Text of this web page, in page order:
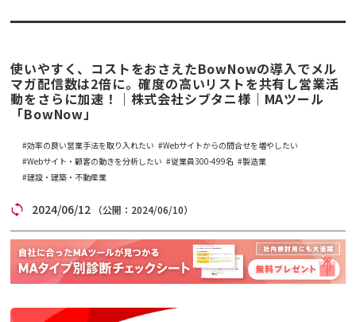
料金・プラン
導入事例
メディア
コラム
アカウント発行
導入事例 インタビュー記事
使いやすく、コストをおさえたBowNowの導入でメル
マガ配信数は2倍に。確度の高いリストを共有し営業活
動をさらに加速！｜株式会社シブタニ様｜MAツール
「BowNow」
効率の良い営業手法を取り入れたい
Webサイトからの問合せを増やしたい
Webサイト・顧客の動きを分析したい
従業員300-499名
製造業
建設・建築・不動産業
2024/06/12 （公開：2024/06/10）